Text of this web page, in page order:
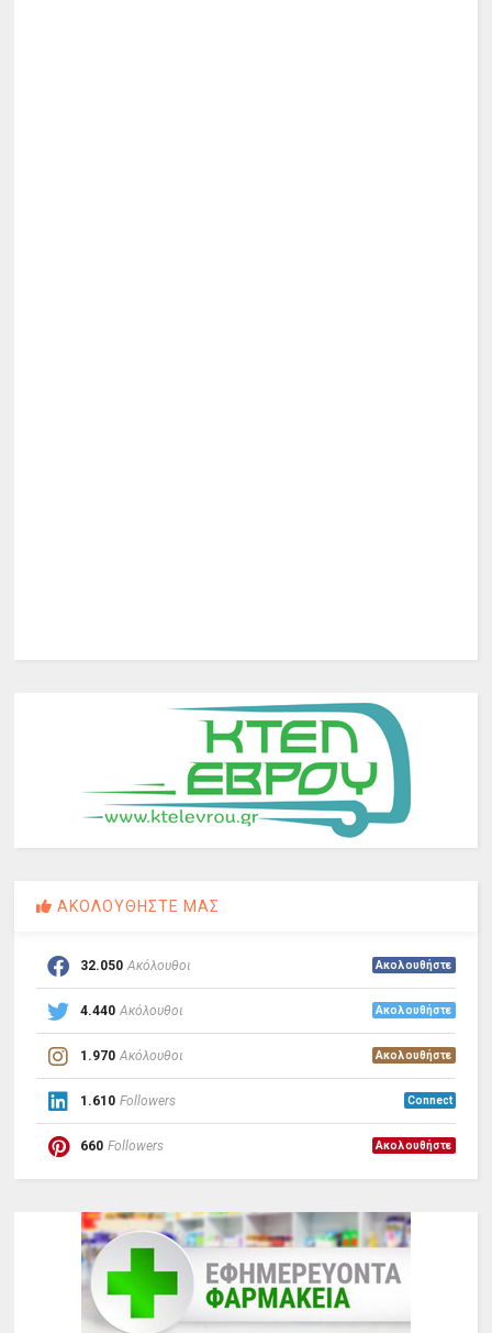
ΑΚΟΛΟΥΘΗΣΤΕ ΜΑΣ
32.050 Ακόλουθοι Ακολουθήστε
4.440 Ακόλουθοι Ακολουθήστε
1.970 Ακόλουθοι Ακολουθήστε
1.610 Followers Connect
660 Followers Ακολουθήστε